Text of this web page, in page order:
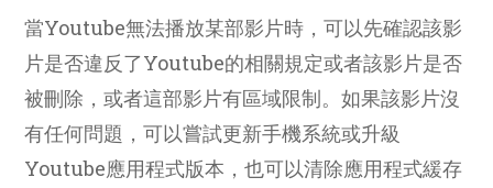
當Youtube無法播放某部影片時，可以先確認該影
片是否違反了Youtube的相關規定或者該影片是否
被刪除，或者這部影片有區域限制。如果該影片沒
有任何問題，可以嘗試更新手機系統或升級
Youtube應用程式版本，也可以清除應用程式緩存